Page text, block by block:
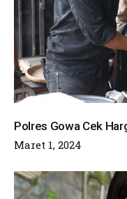
Polres Gowa Cek
Maret 1, 2024